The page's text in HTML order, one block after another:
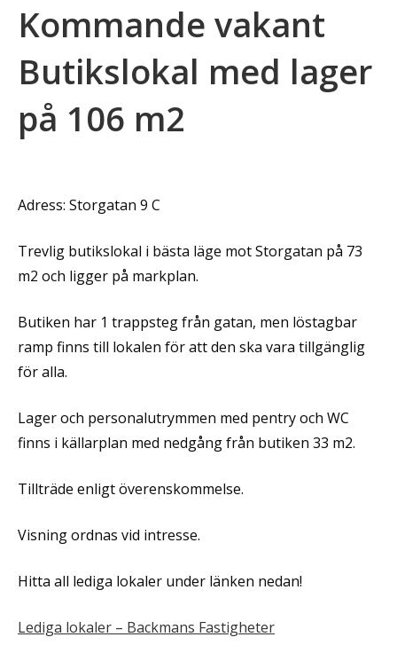
Kommande vakant
Butikslokal med lager
på 106 m2
Adress: Storgatan 9 C
Trevlig butikslokal i bästa läge mot Storgatan på 73
m2 och ligger på markplan.
Butiken har 1 trappsteg från gatan, men löstagbar
ramp finns till lokalen för att den ska vara tillgänglig
för alla.
Lager och personalutrymmen med pentry och WC
finns i källarplan med nedgång från butiken 33 m2.
Tillträde enligt överenskommelse.
Visning ordnas vid intresse.
Hitta all lediga lokaler under länken nedan!
Lediga lokaler – Backmans Fastigheter